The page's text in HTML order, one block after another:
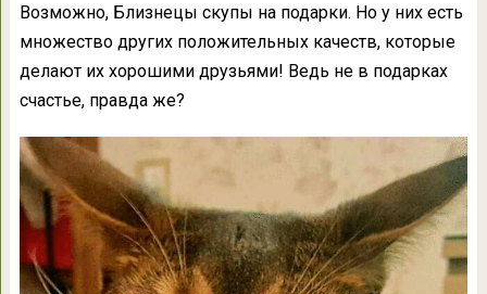
Возможно, Близнецы скупы на подарки. Но у них есть
множество других положительных качеств, которые
делают их хорошими друзьями! Ведь не в подарках
счастье, правда же?